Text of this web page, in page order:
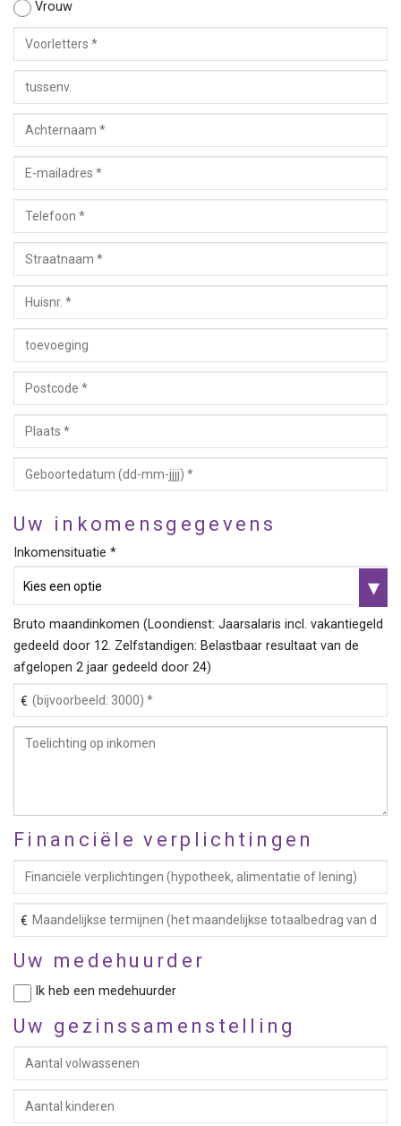
Vrouw
Uw inkomensgegevens
Inkomensituatie *
Bruto maandinkomen (Loondienst: Jaarsalaris incl. vakantiegeld
gedeeld door 12. Zelfstandigen: Belastbaar resultaat van de
afgelopen 2 jaar gedeeld door 24)
Financiële verplichtingen
Uw medehuurder
Ik heb een medehuurder
Uw gezinssamenstelling